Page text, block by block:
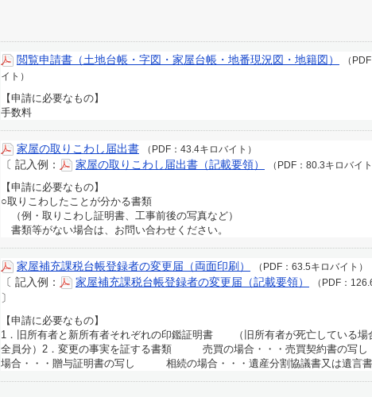
閲覧申請書（土地台帳・字図・家屋台帳・地番現況図・地籍図）
（
イト）
【申請に必要なもの】
手数料
家屋の取りこわし届出書 （PDF：43.4キロバイト）
〔 記入例： 家屋の取りこわし届出書（記載要領） （PDF：80.3キロバイト
【申請に必要なもの】
○取りこわしたことが分かる書類
（例・取りこわし証明書、工事前後の写真など）
書類等がない場合は、お問い合わせください。
家屋補充課税台帳登録者の変更届（両面印刷） （PDF：63.5キロバイト）
〔 記入例： 家屋補充課税台帳登録者の変更届（記載要領） （PDF：
〕
【申請に必要なもの】
1．旧所有者と新所有者それぞれの印鑑証明書 （旧所有者が死亡している場
全員分）2．変更の事実を証する書類 売買の場合・・・売買契約書の
場合・・・贈与証明書の写し 相続の場合・・・遺産分割協議書又は遺言書